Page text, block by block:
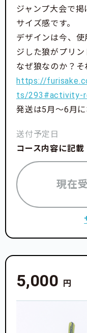
ジャンプ大会で
サイズ感です。
デザインは今、
ジした狼がプリン
なぜ狼なのか？
https://
ts/293#activity-
発送は5月〜6月に
送付予定日
コース内容に記載
現在
5,000 円